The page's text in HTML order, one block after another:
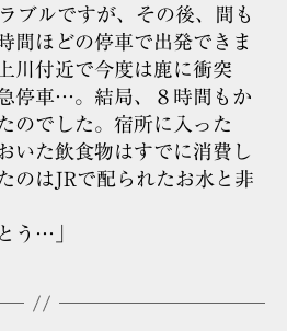
ブルですが、その後、間も
間ほどの停車で出発できま
川付近で今度は鹿に衝突
停車…。結局、８時間もか
のでした。宿所に入った
いた飲食物はすでに消費し
のはJRで配られたお水と非
う…」